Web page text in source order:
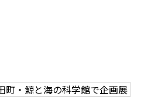
・鯨と海の科学館で企画展